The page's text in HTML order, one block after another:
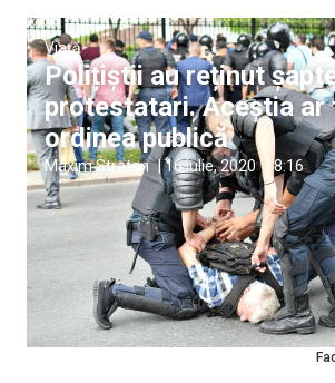
Viață
Polițiștii au reținut
protestatari. Aceștia
ordinea publică
Maxim Stratan |16 iulie, 2020 18:16